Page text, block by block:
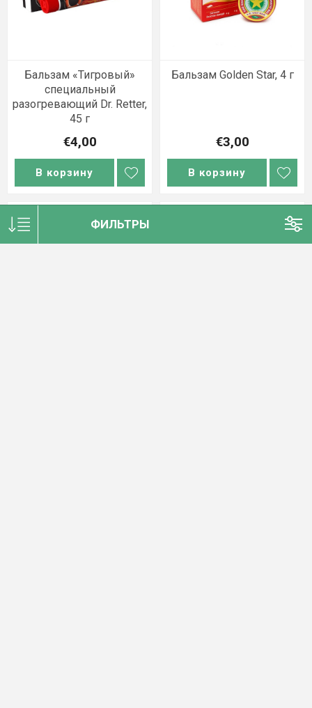
ФИЛЬТРЫ
Бальзам «Тигровый»
специальный
разогревающий Dr. Retter,
45 г
€4,00
В корзину
Бальзам Golden Star, 4 г
€3,00
В корзину